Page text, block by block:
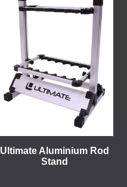
Ultimate Aluminium Rod
Stand